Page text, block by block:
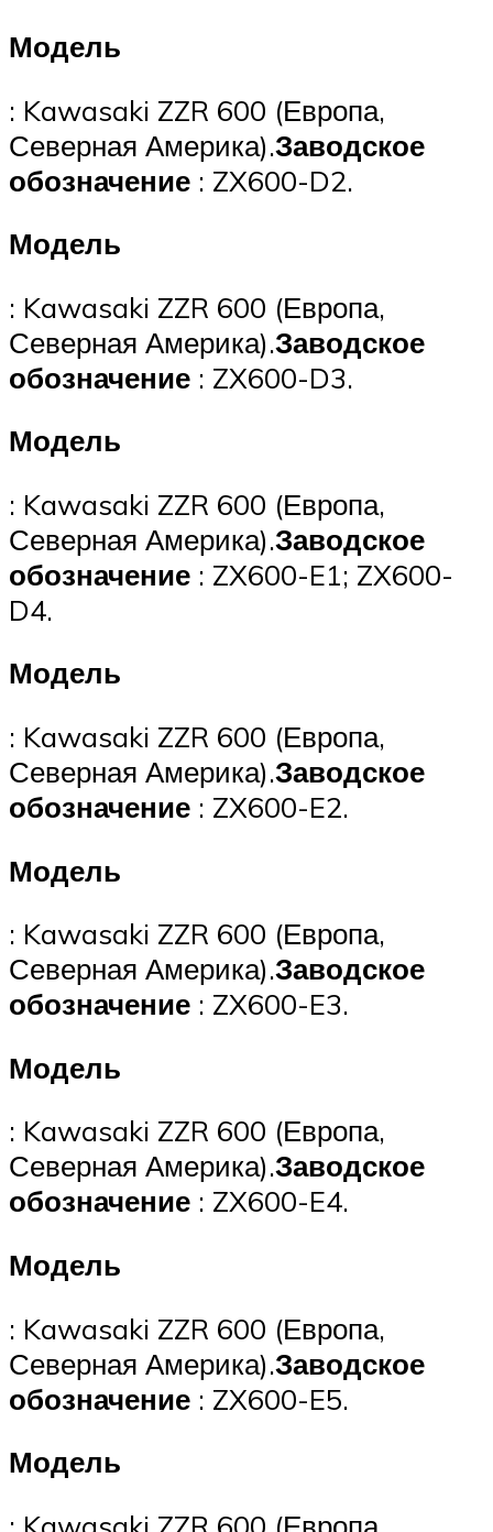
Модель
: Kawasaki ZZR 600 (Европа,
Северная Америка).Заводское
обозначение : ZX600-D2.
Модель
: Kawasaki ZZR 600 (Европа,
Северная Америка).Заводское
обозначение : ZX600-D3.
Модель
: Kawasaki ZZR 600 (Европа,
Северная Америка).Заводское
обозначение : ZX600-E1; ZX600-
D4.
Модель
: Kawasaki ZZR 600 (Европа,
Северная Америка).Заводское
обозначение : ZX600-E2.
Модель
: Kawasaki ZZR 600 (Европа,
Северная Америка).Заводское
обозначение : ZX600-E3.
Модель
: Kawasaki ZZR 600 (Европа,
Северная Америка).Заводское
обозначение : ZX600-E4.
Модель
: Kawasaki ZZR 600 (Европа,
Северная Америка).Заводское
обозначение : ZX600-E5.
Модель